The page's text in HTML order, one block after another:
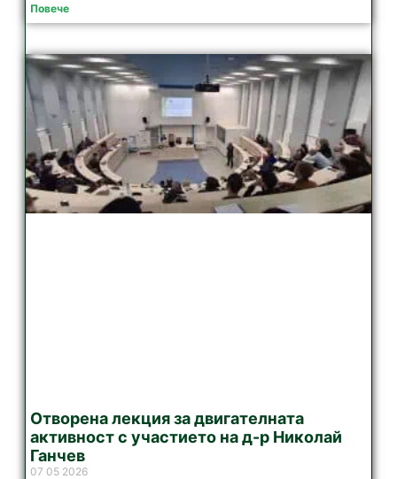
Повече
Отворена лекция за двигателната
активност с участието на д-р Николай
Ганчев
07 05 2026